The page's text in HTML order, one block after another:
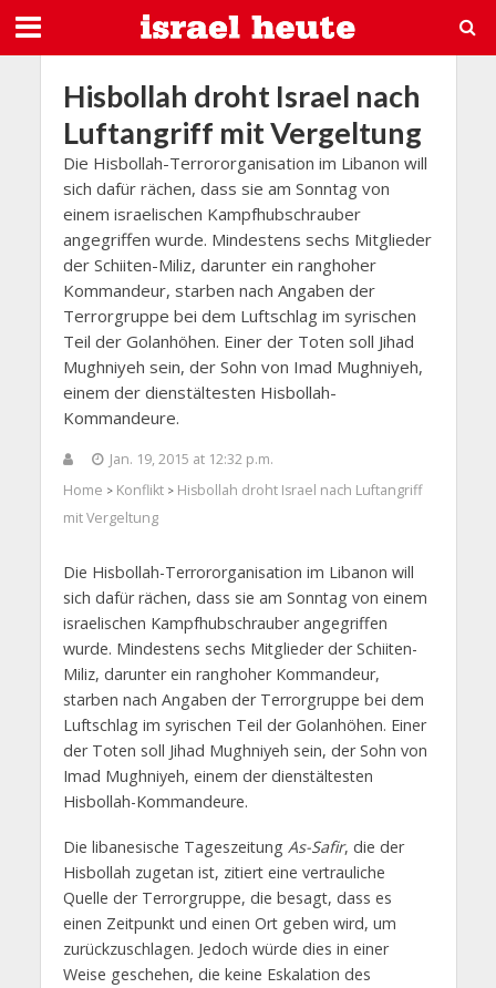
Hisbollah droht Israel nach
Luftangriff mit Vergeltung
Die Hisbollah-Terrororganisation im Libanon will
sich dafür rächen, dass sie am Sonntag von
einem israelischen Kampfhubschrauber
angegriffen wurde. Mindestens sechs Mitglieder
der Schiiten-Miliz, darunter ein ranghoher
Kommandeur, starben nach Angaben der
Terrorgruppe bei dem Luftschlag im syrischen
Teil der Golanhöhen. Einer der Toten soll Jihad
Mughniyeh sein, der Sohn von Imad Mughniyeh,
einem der dienstältesten Hisbollah-
Kommandeure.
Jan. 19, 2015 at 12:32 p.m.
Home > Konflikt> Hisbollah droht Israel nach Luftangriff
mit Vergeltung
Die Hisbollah-Terrororganisation im Libanon will
sich dafür rächen, dass sie am Sonntag von einem
israelischen Kampfhubschrauber angegriffen
wurde. Mindestens sechs Mitglieder der Schiiten-
Miliz, darunter ein ranghoher Kommandeur,
starben nach Angaben der Terrorgruppe bei dem
Luftschlag im syrischen Teil der Golanhöhen. Einer
der Toten soll Jihad Mughniyeh sein, der Sohn von
Imad Mughniyeh, einem der dienstältesten
Hisbollah-Kommandeure.
Die libanesische Tageszeitung As-Safir, die der
Hisbollah zugetan ist, zitiert eine vertrauliche
Quelle der Terrorgruppe, die besagt, dass es
einen Zeitpunkt und einen Ort geben wird, um
zurückzuschlagen. Jedoch würde dies in einer
Weise geschehen, die keine Eskalation des